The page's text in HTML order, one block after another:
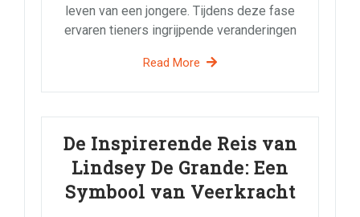
leven van een jongere. Tijdens deze fase
ervaren tieners ingrijpende veranderingen
Read More
De Inspirerende Reis van
Lindsey De Grande: Een
Symbool van Veerkracht